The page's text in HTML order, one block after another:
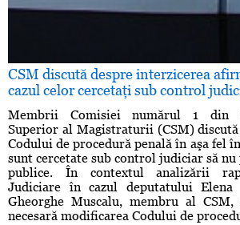
CSM discută despre interzicerea
cazul celor cercetaţi sub control
Membrii Comisiei numărul 1 din
Superior al Magistraturii (CSM) discută
Codului de procedură penală în aşa fel
sunt cercetate sub control judiciar să
publice. În contextul analizării
Judiciare în cazul deputatului Elena
Gheorghe Muscalu, membru al
necesară modificarea Codului de